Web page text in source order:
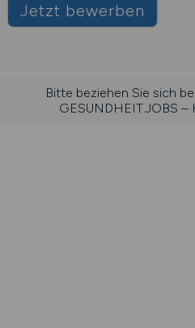
Jetzt bewerben
Bitte beziehen Sie sich
GESUNDHEIT.JOBS